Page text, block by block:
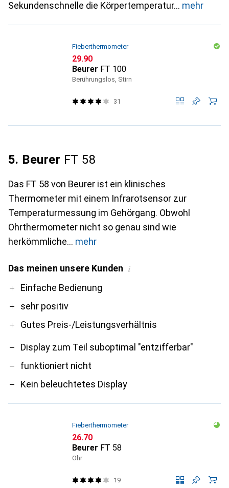
Sekundenschnelle die Körpertemperatur mehr
Fieberthermometer
CHF
29.90
Beurer FT 100
Berührungslos, Stirn
31
5. Beurer FT 58
Das FT 58 von Beurer ist ein klinisches
Thermometer mit einem Infrarotsensor zur
Temperaturmessung im Gehörgang. Obwohl
Ohrthermometer nicht so genau sind wie
herkömmliche
mehr
Das meinen unsere Kunden i
ProEinfache Bedienung
sehr positiv
Gutes Preis-/Leistungsverhältnis
Contra
Display zum Teil suboptimal "entzifferbar"
funktioniert nicht
Kein beleuchtetes Display
Fieberthermometer
CHF
26.70
Beurer FT 58
Ohr
19